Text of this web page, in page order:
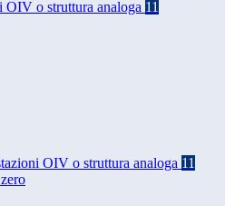
OIV o struttura analoga 11
OIV o struttura analoga 11